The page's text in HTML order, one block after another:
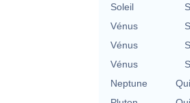
Soleil
Vénus
Vénus
Vénus
Neptune